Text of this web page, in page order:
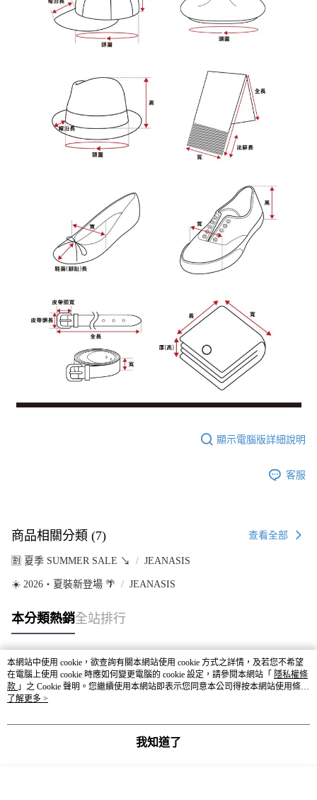
顯示電腦版詳細說明
客服
商品相關分類 (7) 查看全部
🈹 夏季 SUMMER SALE ↘️ JEANASIS
☀️ 2026・夏裝新登場 🌴 JEANASIS
本分類熱銷全站排行
熱門標籤
本網站中使用 cookie，欲查詢有關本網站使用 cookie 方式之詳情，及若您不希望
在電腦上使用 cookie 時應如何變更電腦的 cookie 設定，請參閱本網站「 隱私權條
款 」之 Cookie 聲明。您繼續使用本網站即表示您同意本公司得按本網站使用條款
之 Cookie 聲明使用 cookie。
了解更多 >
我知道了